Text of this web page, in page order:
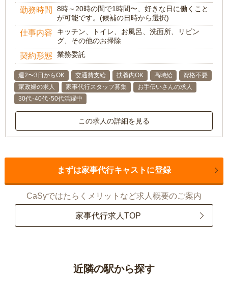
勤務時間
8時～20時の間で1時間〜、好きな日に働くこと
が可能です。(候補の日時から選択)
仕事内容
キッチン、トイレ、お風呂、洗面所、リビン
グ、その他のお掃除
契約形態 業務委託
週2〜3日からOK 交通費支給 扶養内OK 高時給
資格不要
家政婦の求人
家事代行スタッフ募集
お手伝いさんの求人
30代･40代･50代活躍中
この求人の詳細を見る
まずは家事代行キャストに登録
CaSyではたらくメリットなど求人概要のご案内
家事代行求人TOP
近隣の駅から探す